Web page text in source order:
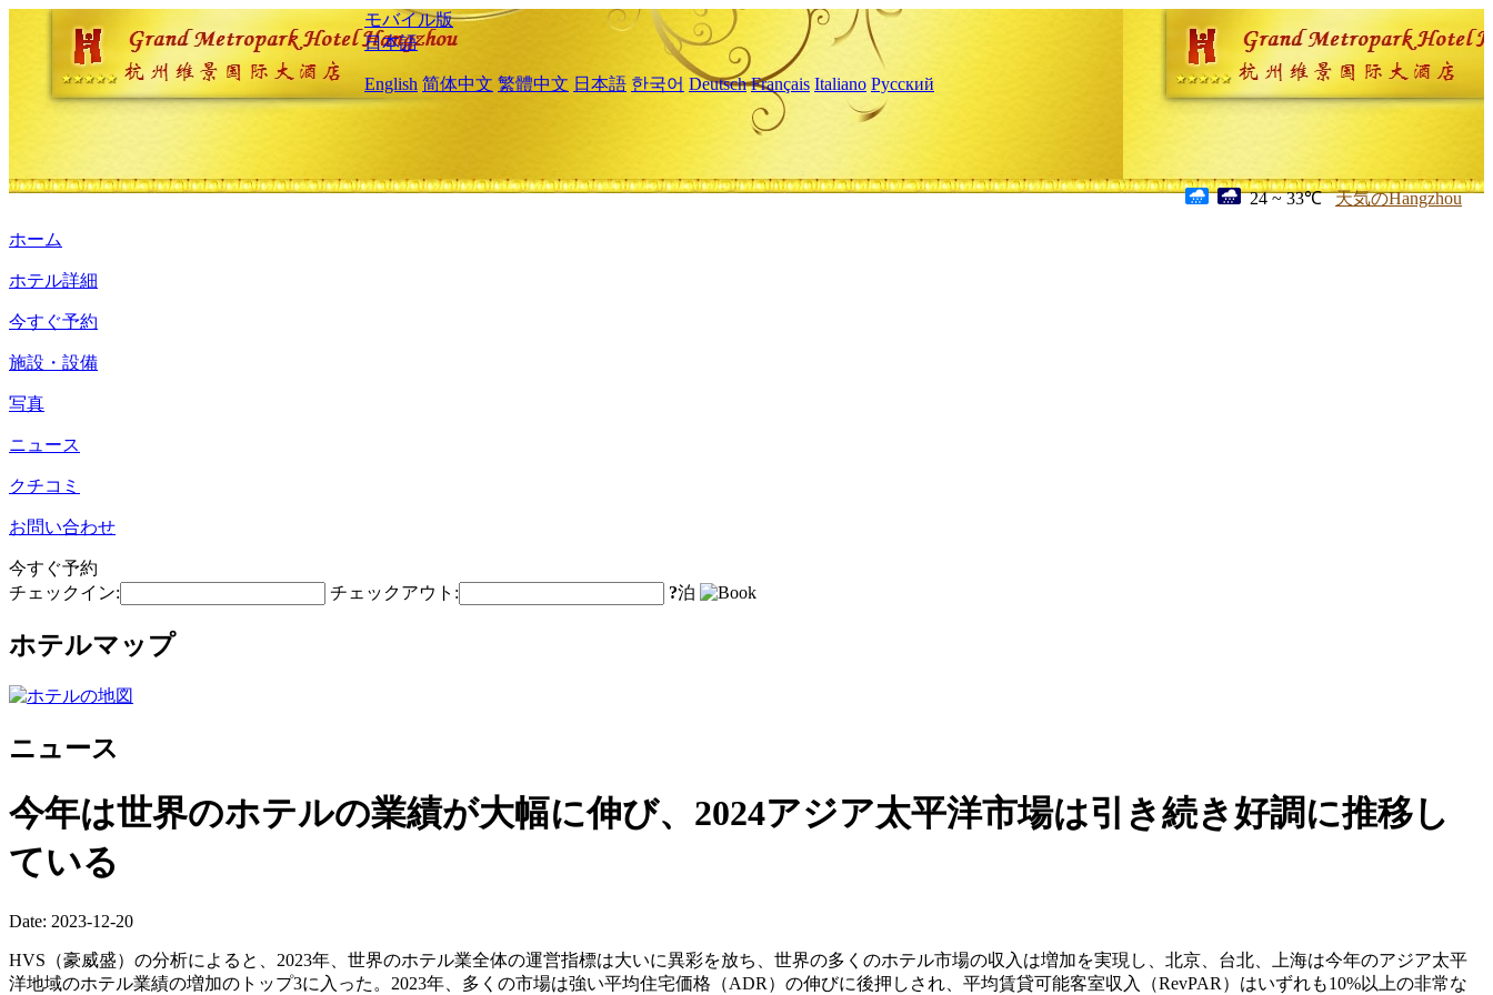
モバイル版
日本語
English 简体中文 繁體中文 日本語 한국어 Deutsch Français Italiano Русский
24 ~ 33℃ 天気のHangzhou
ホーム
ホテル詳細
今すぐ予約
施設・設備
写真
ニュース
クチコミ
お問い合わせ
今すぐ予約
チェックイン:
チェックアウト: ?泊
ホテルマップ
ニュース
今年は世界のホテルの業績が大幅に伸び、2024アジア太平洋市場は引き続き好調に推移し
ている
Date: 2023-12-20
HVS（豪威盛）の分析によると、2023年、世界のホテル業全体の運営指標は大いに異彩を放ち、世界の多くのホテル市場の収入は増加を実現し、北京、台北、上海は今年のアジア太平
洋地域のホテル業績の増加のトップ3に入った。2023年、多くの市場は強い平均住宅価格（ADR）の伸びに後押しされ、平均賃貸可能客室収入（RevPAR）はいずれも10%以上の非常な